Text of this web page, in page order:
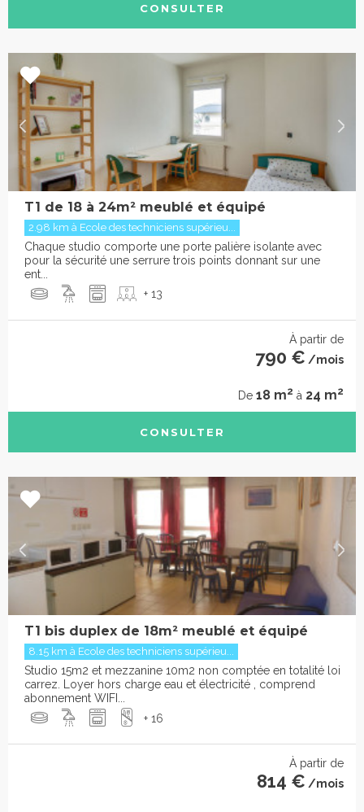
CONSULTER
T1 de 18 à 24m² meublé et équipé
2.98 km à Ecole des techniciens supérieu...
Chaque studio comporte une porte palière isolante avec
pour la sécurité une serrure trois points donnant sur une
ent...
+ 13
À partir de
790 € /mois
De 18 m2 à 24 m2
CONSULTER
T1 bis duplex de 18m² meublé et équipé
8.15 km à Ecole des techniciens supérieu...
Studio 15m2 et mezzanine 10m2 non comptée en totalité loi
carrez. Loyer hors charge eau et électricité , comprend
abonnement WIFI...
+ 16
À partir de
814 € /mois